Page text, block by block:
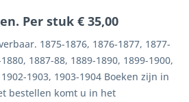
Per stuk € 35,00
1875-1876, 1876-1877, 1877-
1887-88, 1889-1890, 1899-1900,
1903, 1903-1904 Boeken zijn in
bestellen komt u in het